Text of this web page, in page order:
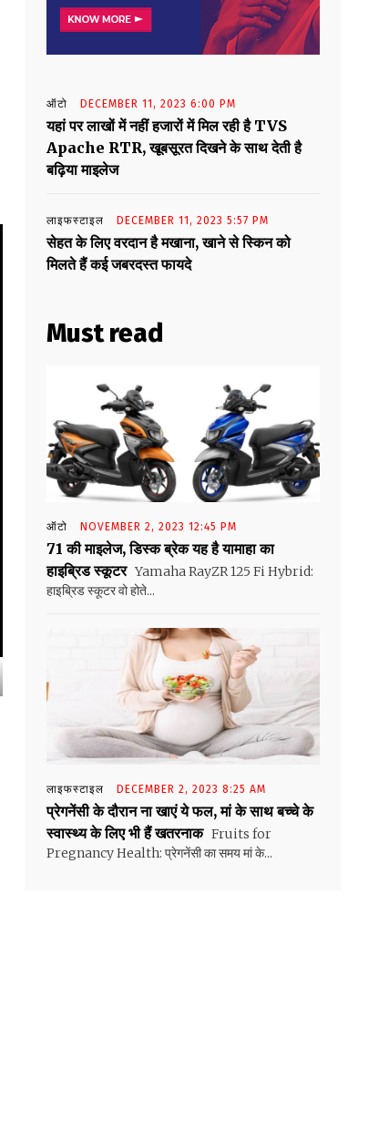
ऑटो DECEMBER 11, 2023 6:00 PM
यहां पर लाखों में नहीं हजारों में मिल रही है TVS
Apache RTR, खूबसूरत दिखने के साथ देती है
बढ़िया माइलेज
लाइफस्टाइल DECEMBER 11, 2023 5:57 PM
सेहत के लिए वरदान है मखाना, खाने से स्किन को
मिलते हैं कई जबरदस्त फायदे
Must read
ऑटो NOVEMBER 2, 2023 12:45 PM
71 की माइलेज, डिस्क ब्रेक यह है यामाहा का
हाइब्रिड स्कूटर Yamaha RayZR 125 Fi Hybrid:
हाइब्रिड स्कूटर वो होते...
लाइफस्टाइल DECEMBER 2, 2023 8:25 AM
प्रेगनेंसी के दौरान ना खाएं ये फल, मां के साथ बच्चे के
स्वास्थ्य के लिए भी हैं खतरनाक Fruits for
Pregnancy Health: प्रेगनेंसी का समय मां के...